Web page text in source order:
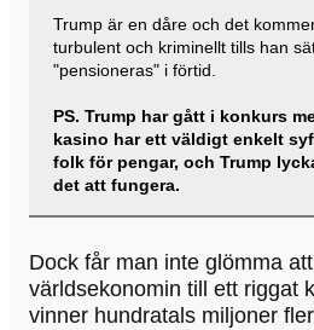
Trump är en dåre och det
turbulent och kriminellt tills han
"pensioneras" i förtid.
PS. Trump har gått i konkurs
kasino har ett väldigt enkelt
folk för pengar, och Trump
det att fungera.
Dock får man inte glömma
världsekonomin till ett riggat
vinner hundratals miljoner